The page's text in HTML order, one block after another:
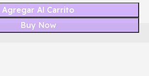
Agregar Al Carrito
Buy Now